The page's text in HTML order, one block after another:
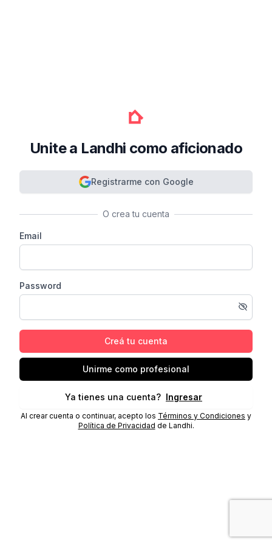
Unite a Landhi como aficionado
Registrarme con Google
O crea tu cuenta
Email
Password
Creá tu cuenta
Unirme como profesional
Ya tienes una cuenta? Ingresar
Al crear cuenta o continuar, acepto los Términos y Condiciones y
Política de Privacidad de Landhi.